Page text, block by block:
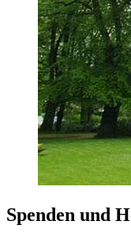
Spenden und